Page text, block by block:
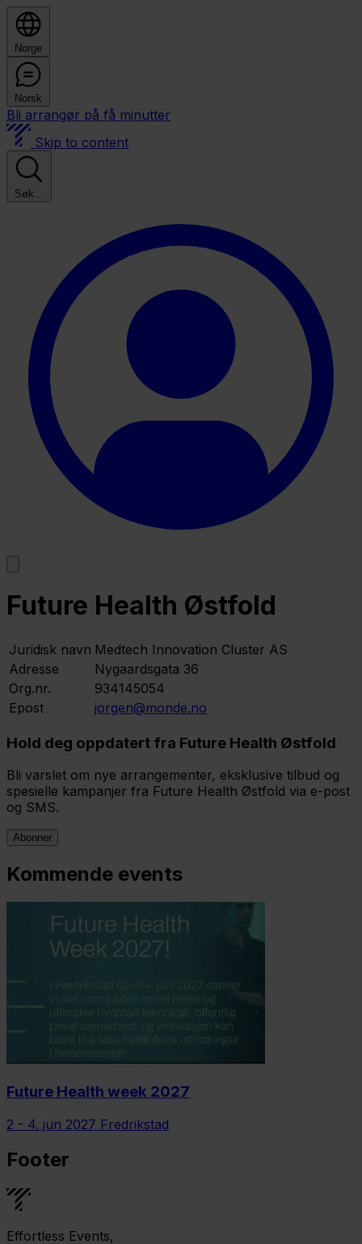
Norge
Norsk
Bli arrangør på få minutter
Skip to content
Søk...
Future Health Østfold
Juridisk navn Medtech Innovation Cluster AS
Adresse
Nygaardsgata 36
Org.nr.
934145054
Epost
jorgen@monde.no
Hold deg oppdatert fra Future Health Østfold
Bli varslet om nye arrangementer, eksklusive tilbud og
spesielle kampanjer fra Future Health Østfold via e-post
og SMS.
Abonner
Kommende events
Future Health week 2027
2 - 4. jun 2027 Fredrikstad
Footer
Effortless Events,